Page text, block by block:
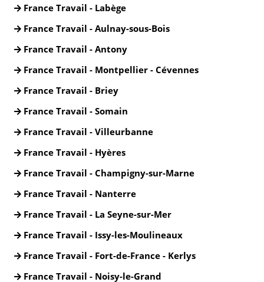
France Travail - Labège
France Travail - Aulnay-sous-Bois
France Travail - Antony
France Travail - Montpellier - Cévennes
France Travail - Briey
France Travail - Somain
France Travail - Villeurbanne
France Travail - Hyères
France Travail - Champigny-sur-Marne
France Travail - Nanterre
France Travail - La Seyne-sur-Mer
France Travail - Issy-les-Moulineaux
France Travail - Fort-de-France - Kerlys
France Travail - Noisy-le-Grand